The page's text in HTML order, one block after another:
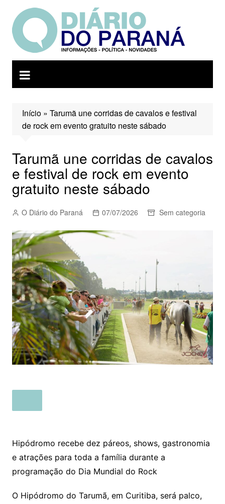
para
conteúdo
Início» Tarumã une corridas de cavalos e festival
de rock em evento gratuito neste sábado
Tarumã une corridas de cavalos
e festival de rock em evento
gratuito neste sábado
O Diário do Paraná 07/07/2026 Sem categoria
Hipódromo recebe dez páreos, shows, gastronomia
e atrações para toda a família durante a
programação do Dia Mundial do Rock
O Hipódromo do Tarumã, em Curitiba, será palco,